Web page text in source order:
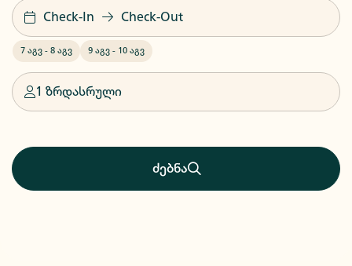
Check-In Check-Out
7 აგვ - 8 აგვ 9 აგვ - 10 აგვ
1 ზრდასრული
ძებნა